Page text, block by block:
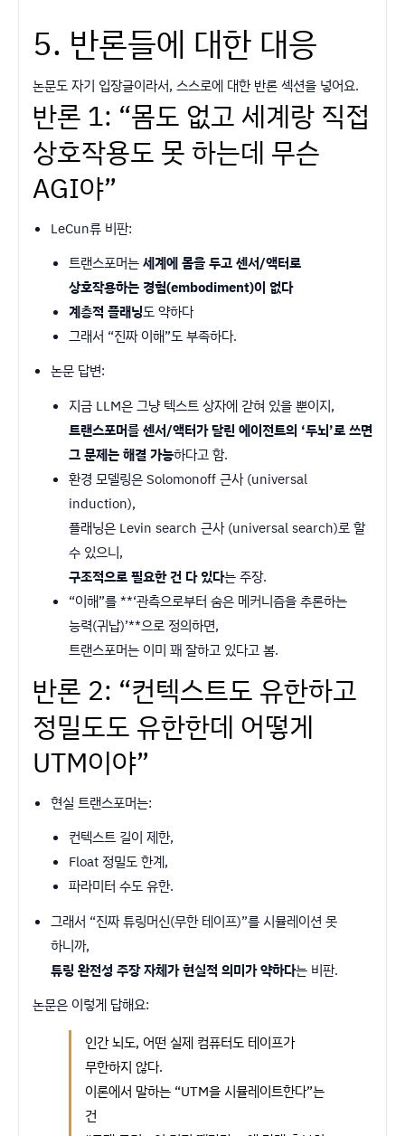
5. 반론들에 대한 대응
논문도 자기 입장글이라서, 스스로에 대한 반론 섹션을 넣어요.
반론 1: “몸도 없고 세계랑 직접
상호작용도 못 하는데 무슨
AGI야”
LeCun류 비판:
트랜스포머는세계에 몸을 두고 센서/액터로
상호작용하는 경험(embodiment)이 없다
계층적 플래닝도 약하다
그래서 “진짜 이해”도 부족하다.
논문 답변:
지금 LLM은 그냥 텍스트 상자에 갇혀 있을 뿐이지,
트랜스포머를 센서/액터가 달린 에이전트의 ‘두뇌’로 쓰면
그 문제는 해결 가능하다고 함.
환경 모델링은 Solomonoff 근사 (universal
induction),
플래닝은 Levin search 근사 (universal search)로 할
수 있으니,
구조적으로 필요한 건 다 있다는 주장.
“이해”를 **‘관측으로부터 숨은 메커니즘을 추론하는
능력(귀납)’**으로 정의하면,
트랜스포머는 이미 꽤 잘하고 있다고 봄.
반론 2: “컨텍스트도 유한하고
정밀도도 유한한데 어떻게
UTM이야”
현실 트랜스포머는:
컨텍스트 길이 제한,
Float 정밀도 한계,
파라미터 수도 유한.
그래서 “진짜 튜링머신(무한 테이프)”를 시뮬레이션 못
하니까,
튜링 완전성 주장 자체가 현실적 의미가 약하다는 비판.
논문은 이렇게 답해요:
인간 뇌도, 어떤 실제 컴퓨터도 테이프가
무한하지 않다.
이론에서 말하는 “UTM을 시뮬레이트한다”는
건